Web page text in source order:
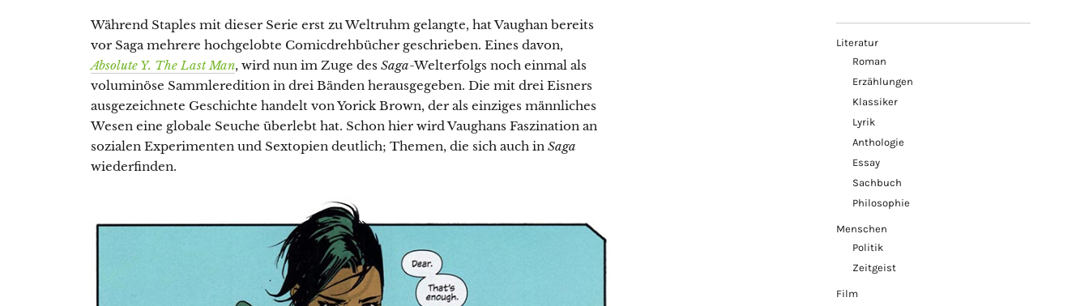
Während Staples mit dieser Serie erst zu Weltruhm gelangte, hat Vaughan bereits
vor Saga mehrere hochgelobte Comicdrehbücher geschrieben. Eines davon,
Absolute Y. The Last Man, wird nun im Zuge des Saga-Welterfolgs noch einmal als
voluminöse Sammleredition in drei Bänden herausgegeben. Die mit drei Eisners
ausgezeichnete Geschichte handelt von Yorick Brown, der als einziges männliches
Wesen eine globale Seuche überlebt hat. Schon hier wird Vaughans Faszination an
sozialen Experimenten und Sextopien deutlich; Themen, die sich auch in Saga
wiederfinden.
Literatur
Roman
Erzählungen
Klassiker
Lyrik
Anthologie
Essay
Sachbuch
Philosophie
Menschen
Politik
Zeitgeist
Film